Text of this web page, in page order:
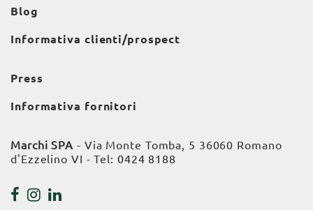
Blog
Informativa clienti/prospect
Press
Informativa fornitori
Marchi SPA - Via Monte Tomba, 5 36060 Romano
d'Ezzelino VI - Tel: 0424 8188